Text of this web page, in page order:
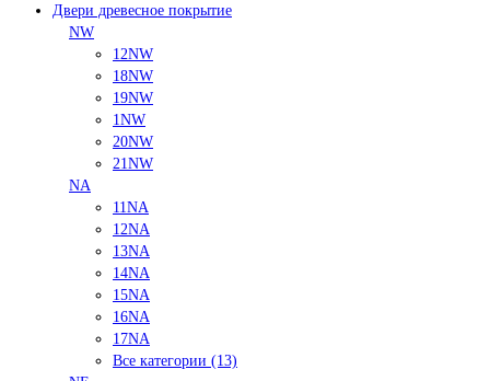
Двери древесное покрытие
NW
12NW
18NW
19NW
1NW
20NW
21NW
NA
11NA
12NA
13NA
14NA
15NA
16NA
17NA
Все категории (13)